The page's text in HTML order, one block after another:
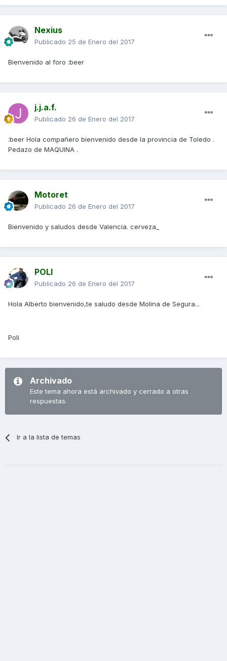
Nexius
Publicado 25 de Enero del 2017
Bienvenido al foro :beer
j.j.a.f.
Publicado 26 de Enero del 2017
:beer Hola compañero bienvenido desde la provincia de Toledo .
Pedazo de MAQUINA .
Motoret
Publicado 26 de Enero del 2017
Bienvenido y saludos desde Valencia. cerveza_
POLI
Publicado 26 de Enero del 2017
Hola Alberto bienvenido,te saludo desde Molina de Segura...
Poli
Archivado
Este tema ahora está archivado y cerrado a otras
respuestas.
Ir a la lista de temas